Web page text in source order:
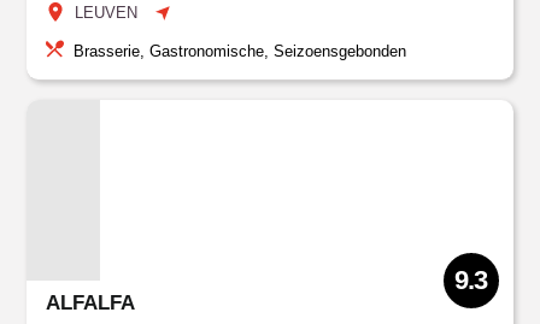
LEUVEN
Brasserie, Gastronomische, Seizoensgebonden
ALFALFA
9.3